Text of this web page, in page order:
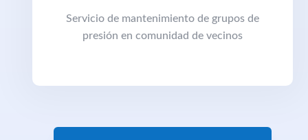
Servicio de mantenimiento de grupos de
presión en comunidad de vecinos